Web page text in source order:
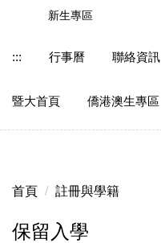
容
區
新生專區
::: 行事曆 聯絡資訊
暨大首頁 僑港澳生專區
首頁 註冊與學籍
保留入學